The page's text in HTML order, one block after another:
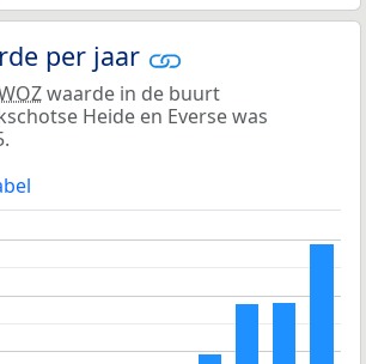
per jaar
waarde in de buurt
Heide en Everse was